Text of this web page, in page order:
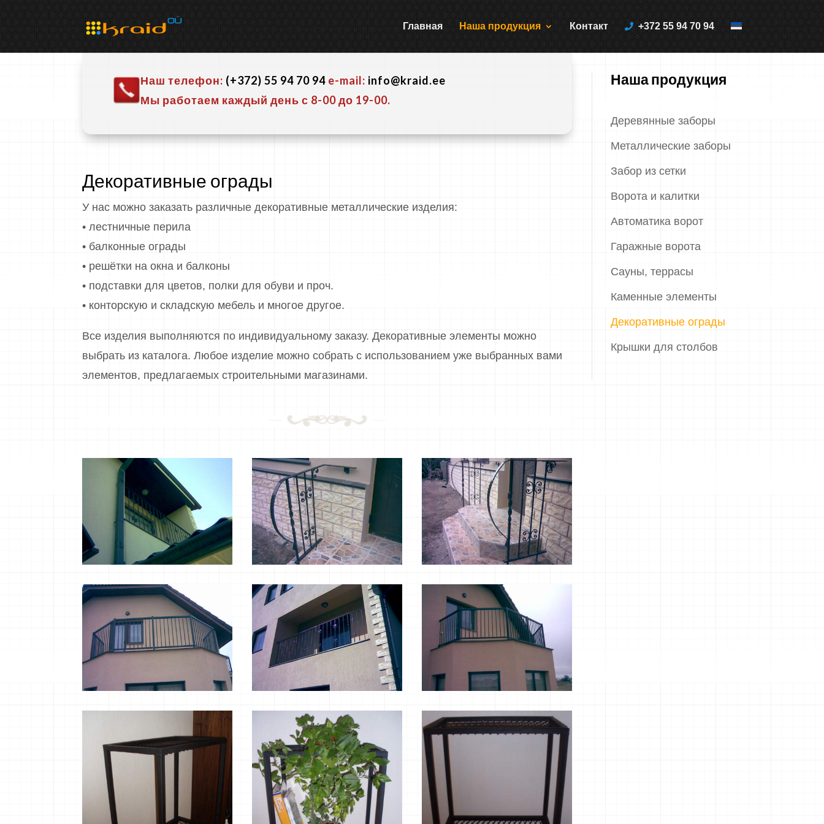
Главная Наша продукция Контакт +372 55 94 70 94
Наш телефон: (+372)55 94 70 94 e-mail: info@kraid.ee
Мы работаем каждый день с 8-00 до 19-00.
Декоративные ограды
У нас можно заказать различные декоративные металлические изделия:
• лестничные перила
• балконные ограды
• решётки на окна и балконы
• подставки для цветов, полки для обуви и проч.
• конторскую и складскую мебель и многое другое.
Все изделия выполняются по индивидуальному заказу. Декоративные элементы можно
выбрать из каталога. Любое изделие можно собрать с использованием уже выбранных вами
элементов, предлагаемых строительными магазинами.
Наша продукция
Деревянные заборы
Металлические заборы
Забор из сетки
Ворота и калитки
Автоматика ворот
Гаражные ворота
Сауны, террасы
Каменные элементы
Декоративные ограды
Крышки для столбов